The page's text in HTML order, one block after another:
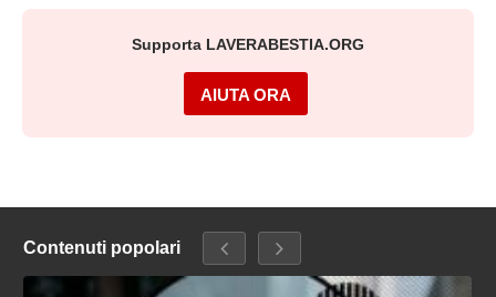
Supporta LAVERABESTIA.ORG
AIUTA ORA
Contenuti popolari